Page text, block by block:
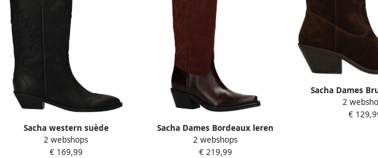
Sacha western suède
cowboylaarzen zwart
2 webshops
€ 169,99
Sacha Dames Bordeaux leren
cowboylaarzen suède details
2 webshops
€ 219,99
Sacha Dames
enkellaarsjes
2
€